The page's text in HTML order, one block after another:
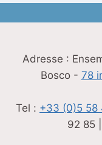
Adresse :
Bosco - 78
Tel : +33 (0)5 58
92 85